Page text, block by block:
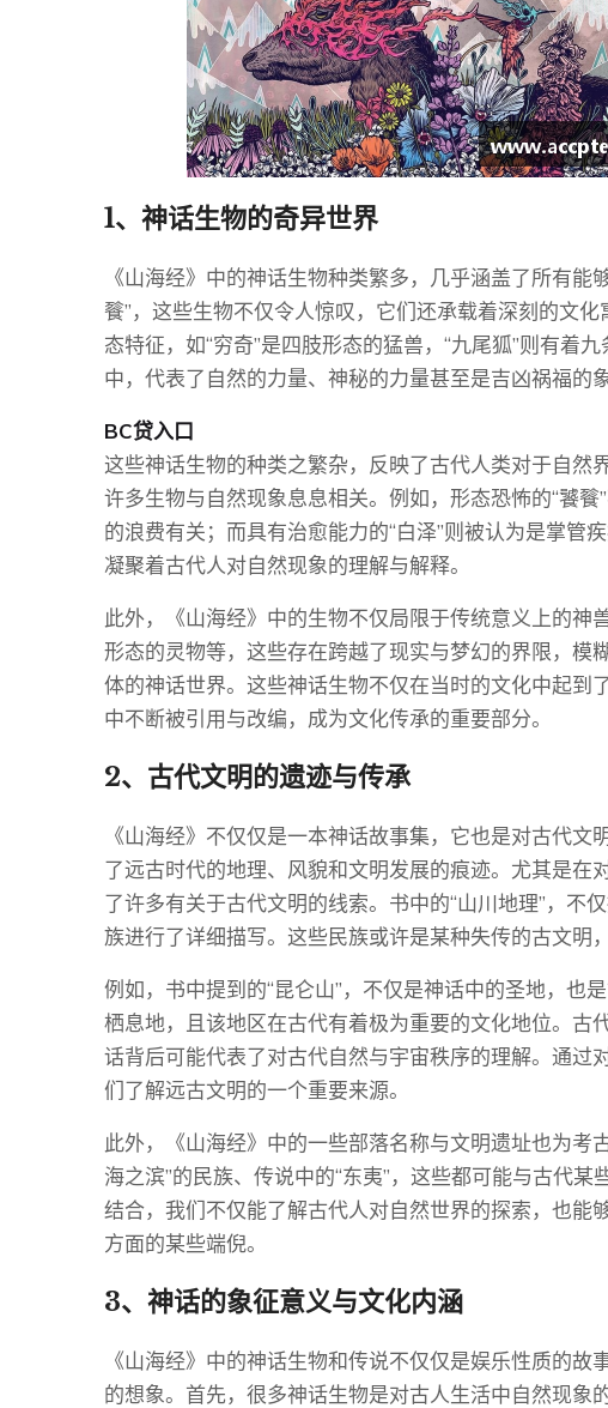
1、神话生物的奇异世界
《山海经》中的神话生物种类繁多，几乎涵盖了所有能
餮”，这些生物不仅令人惊叹，它们还承载着深刻的文
态特征，如“穷奇”是四肢形态的猛兽，“九尾狐”则有着
中，代表了自然的力量、神秘的力量甚至是吉凶祸福的象
BC贷入口
这些神话生物的种类之繁杂，反映了古代人类对于自然
许多生物与自然现象息息相关。例如，形态恐怖的“饕
的浪费有关；而具有治愈能力的“白泽”则被认为是掌管
凝聚着古代人对自然现象的理解与解释。
此外，《山海经》中的生物不仅局限于传统意义上的神
形态的灵物等，这些存在跨越了现实与梦幻的界限，模
体的神话世界。这些神话生物不仅在当时的文化中起到
中不断被引用与改编，成为文化传承的重要部分。
2、古代文明的遗迹与传承
《山海经》不仅仅是一本神话故事集，它也是对古代
了远古时代的地理、风貌和文明发展的痕迹。尤其是在
了许多有关于古代文明的线索。书中的“山川地理”，不
族进行了详细描写。这些民族或许是某种失传的古文明
例如，书中提到的“昆仑山”，不仅是神话中的圣地，也
栖息地，且该地区在古代有着极为重要的文化地位。古
话背后可能代表了对古代自然与宇宙秩序的理解。通过
们了解远古文明的一个重要来源。
此外，《山海经》中的一些部落名称与文明遗址也为考
海之滨”的民族、传说中的“东夷”，这些都可能与古代
结合，我们不仅能了解古代人对自然世界的探索，也能
方面的某些端倪。
3、神话的象征意义与文化内涵
《山海经》中的神话生物和传说不仅仅是娱乐性质的
的想象。首先，很多神话生物是对古人生活中自然现象